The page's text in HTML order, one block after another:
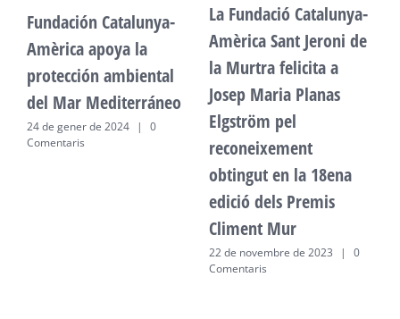
Fundación Catalunya-
Amèrica apoya la
protección ambiental
del Mar Mediterráneo
24 de gener de 2024 |
0
Comentaris
La Fundació Catalunya-
Amèrica Sant Jeroni de
la Murtra felicita a
Josep Maria Planas
Elgström pel
reconeixement
obtingut en la 18ena
edició dels Premis
Climent Mur
22 de novembre de 2023 |
0
Comentaris